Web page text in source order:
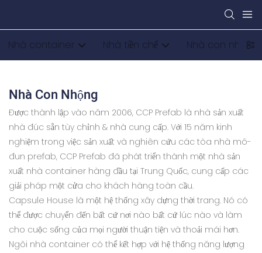
Nhà container Nhà tiền chế Nhà con nhộng
Nhà Con Nhộng
Được thành lập vào năm 2006, CCP Prefab là nhà sản xuất
nhà đúc sẵn tùy chỉnh & nhà cung cấp. Với 15 năm kinh
nghiệm trong việc sản xuất và nghiên cứu các tòa nhà mô-
đun prefab, CCP Prefab đã phát triển thành một nhà sản
xuất nhà container hàng đầu tại Trung Quốc, cung cấp các
giải pháp một cửa cho khách hàng toàn cầu.
Capsule House là một hệ thống xây dựng thời trang. Nó có
thể được chuyển đến bất cứ nơi nào bất cứ lúc nào và làm
cho cuộc sống của mọi người thuận tiện và thoải mái hơn.
Ngôi nhà container có thể kết hợp với hệ thống năng lượng